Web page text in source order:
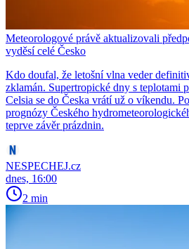
Meteorologové právě aktualizovali
vyděsí celé Česko
Kdo doufal, že letošní vlna veder
zklamán. Supertropické dny s teplotami
Celsia se do Česka vrátí už o víkendu.
prognózy Českého
teprve závěr prázdnin.
NESPECHEJ.cz
dnes, 16:00
2 min